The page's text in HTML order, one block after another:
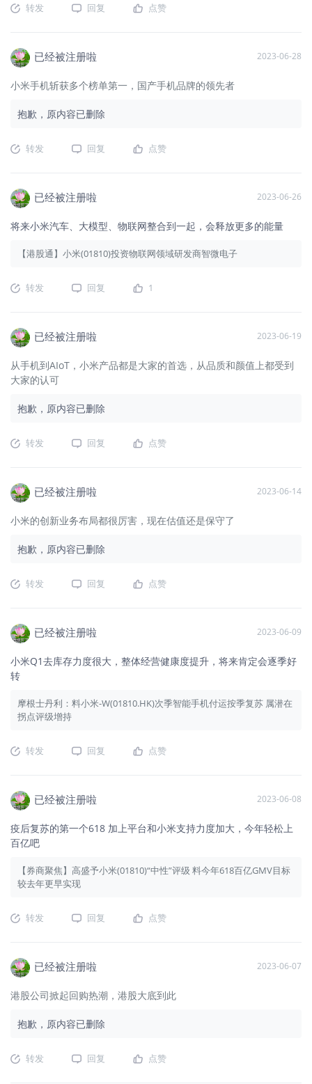
转发 回复 点赞
已经被注册啦 2023-06-28
小米手机斩获多个榜单第一，国产手机品牌的领先者
抱歉，原内容已删除
转发 回复 点赞
已经被注册啦 2023-06-26
将来小米汽车、大模型、物联网整合到一起，会释放更多的能量
【港股通】小米(01810)投资物联网领域研发商智微电子
转发 回复 1
已经被注册啦 2023-06-19
从手机到AIoT，小米产品都是大家的首选，从品质和颜值上都受到
大家的认可
抱歉，原内容已删除
转发 回复 点赞
已经被注册啦 2023-06-14
小米的创新业务布局都很厉害，现在估值还是保守了
抱歉，原内容已删除
转发 回复 点赞
已经被注册啦 2023-06-09
小米Q1去库存力度很大，整体经营健康度提升，将来肯定会逐季好
转
摩根士丹利：料小米-W(01810.HK)次季智能手机付运按季复苏 属潜在
拐点评级增持
转发 回复 点赞
已经被注册啦 2023-06-08
疫后复苏的第一个618 加上平台和小米支持力度加大，今年轻松上
百亿吧
【券商聚焦】高盛予小米(01810)“中性”评级 料今年618百亿GMV目标
较去年更早实现
转发 回复 点赞
已经被注册啦 2023-06-07
港股公司掀起回购热潮，港股大底到此
抱歉，原内容已删除
转发 回复 点赞